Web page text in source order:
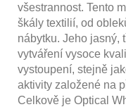
všestrannost. Tento
škály textilií, od
nábytku. Jeho jasný,
vytváření vysoce
vystoupení, stejně
aktivity založené na
Celkově je Optical